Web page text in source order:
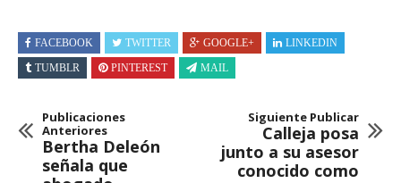
FACEBOOK TWITTER GOOGLE+
LINKEDIN
TUMBLR
PINTEREST MAIL
Publicaciones
Anteriores
Bertha Deleón
señala que
Siguiente Publicar
Calleja posa
junto a su asesor
conocido como